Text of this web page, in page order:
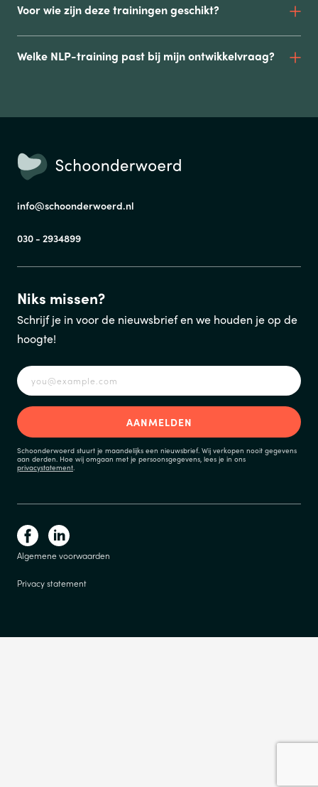
Voor wie zijn deze trainingen geschikt?
Welke NLP-training past bij mijn ontwikkelvraag?
info@schoonderwoerd.nl
030 - 2934899
Niks missen?
Schrijf je in voor de nieuwsbrief en we houden je op de
hoogte!
Schoonderwoerd stuurt je maandelijks een nieuwsbrief. Wij verkopen nooit gegevens
aan derden. Hoe wij omgaan met je persoonsgegevens, lees je in ons
privacystatement
Algemene voorwaarden
Privacy statement